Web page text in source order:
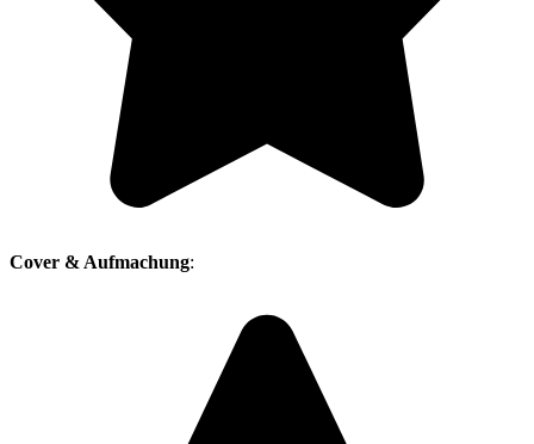
Cover & Aufmachung: